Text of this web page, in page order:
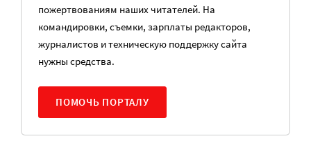
пожертвованиям наших читателей. На
командировки, съемки, зарплаты редакторов,
журналистов и техническую поддержку сайта
нужны средства.
ПОМОЧЬ ПОРТАЛУ